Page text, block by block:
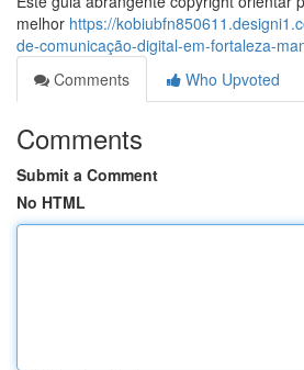
melhor https://
de-comunicação-digital-em-fortaleza-
Comments
Who Upvoted
Comments
Submit a Comment
No HTML